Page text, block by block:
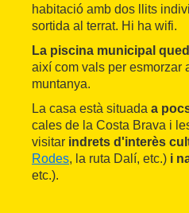
habitació amb dos llits
sortida al terrat. Hi ha wifi.
La piscina municipal
així com vals per esmorzar
muntanya.
La casa està situada a
cales de la Costa Brava i
visitar indrets d'interès
Rodes, la ruta Dalí, etc.) i
etc.).